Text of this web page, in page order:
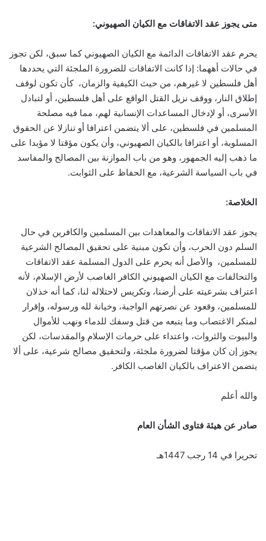
متى يجوز عقد الاتفاقات مع الكيان الصهيوني:
يحرم عقد الاتفاقات الدائمة مع الكيان الصهيوني كما سبق، لكن تجوز
في حالات أههما: إذا كانت الاتفاقات للضرورة الملجئة التي يحددها
أهل فلسطين لا غيرهم، من حيث الكيفية والزمان، كأن تكون لوقف
إطلاق النار، ووقف نزيل القتل الواقع على أهل فلسطين، أو لتبادل
الأسرى، أو لإدخال المساعدات الإنسانية لهم، مما فيه مصلحة
المسلمين في فلسطين، على ألا يتضمن اعترافا أو تنازلا عن الحقوق
المسلوبة، أو اعترافا بالكيان الصهيوني، وأن يكون مؤقتا لا مؤبدا على
ما ذهب إليه الجمهور، وهو من باب الموازنة بين المصالح والمفاسد
في باب السياسة الشرعية، مع الحفاظ على الثوابت.
الخلاصة:
يجوز عقد الاتفاقات والمعاهدات بين المسلمين والكافرين في حال
السلم دون الحرب، وأن تكون مبنية على تحقيق المصالح الشرعية
للمسلمين، والأصل أنه يحرم على الدول المسلمة عقد الاتفاقات
والتحالفات مع الكيان الصهيوني الكافر الغاصب لأرض الإسلام، لأنه
اعتراف بشرعيته على أرضنا، وتكريس لاحتلاله لنا، كما أنه خذلان
للمسلمين، وقعود عن نصرتهم الواجبة، وخيانة لله ورسوله، وإقرار
لمنكر الاغتصاب وما يتبعه من قتل وسفك للدماء ونهب للأموال
والبيوت والثروات، واعتداء على حرمات الإسلام والمقدسات، لكن
يجوز إن كان مؤقتا لضرورة ملجئة، ولتحقيق مصالح شرعية، على ألا
يتضمن الاعتراف بالكيان الغاصب الكافر.
والله أعلم
صادر عن هيئة فتاوى الشأن العام
تحريرا في 14 رجب 1447هـ